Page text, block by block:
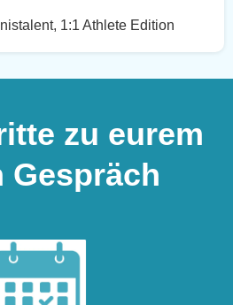
1:1 Athlete Edition
zu eurem
Gespräch